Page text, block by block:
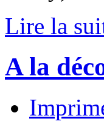
Lire la
A la